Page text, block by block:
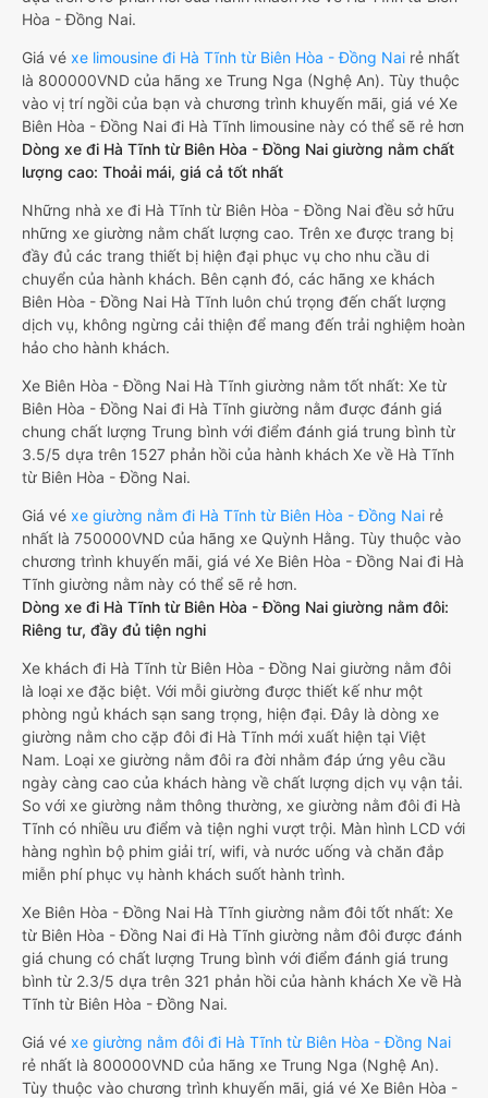
Hòa - Đồng Nai.
Giá vé xe limousine đi Hà Tĩnh từ Biên Hòa - Đồng Nai rẻ nhất
là 800000VND của hãng xe Trung Nga (Nghệ An). Tùy thuộc
vào vị trí ngồi của bạn và chương trình khuyến mãi, giá vé Xe
Biên Hòa - Đồng Nai đi Hà Tĩnh limousine này có thể sẽ rẻ hơn
Dòng xe đi Hà Tĩnh từ Biên Hòa - Đồng Nai giường nằm chất
lượng cao: Thoải mái, giá cả tốt nhất
Những nhà xe đi Hà Tĩnh từ Biên Hòa - Đồng Nai đều sở hữu
những xe giường nằm chất lượng cao. Trên xe được trang bị
đầy đủ các trang thiết bị hiện đại phục vụ cho nhu cầu di
chuyển của hành khách. Bên cạnh đó, các hãng xe khách
Biên Hòa - Đồng Nai Hà Tĩnh luôn chú trọng đến chất lượng
dịch vụ, không ngừng cải thiện để mang đến trải nghiệm hoàn
hảo cho hành khách.
Xe Biên Hòa - Đồng Nai Hà Tĩnh giường nằm tốt nhất: Xe từ
Biên Hòa - Đồng Nai đi Hà Tĩnh giường nằm được đánh giá
chung chất lượng Trung bình với điểm đánh giá trung bình từ
3.5/5 dựa trên 1527 phản hồi của hành khách Xe về Hà Tĩnh
từ Biên Hòa - Đồng Nai.
Giá vé xe giường nằm đi Hà Tĩnh từ Biên Hòa - Đồng Nai rẻ
nhất là 750000VND của hãng xe Quỳnh Hằng. Tùy thuộc vào
chương trình khuyến mãi, giá vé Xe Biên Hòa - Đồng Nai đi Hà
Tĩnh giường nằm này có thể sẽ rẻ hơn.
Dòng xe đi Hà Tĩnh từ Biên Hòa - Đồng Nai giường nằm đôi:
Riêng tư, đầy đủ tiện nghi
Xe khách đi Hà Tĩnh từ Biên Hòa - Đồng Nai giường nằm đôi
là loại xe đặc biệt. Với mỗi giường được thiết kế như một
phòng ngủ khách sạn sang trọng, hiện đại. Đây là dòng xe
giường nằm cho cặp đôi đi Hà Tĩnh mới xuất hiện tại Việt
Nam. Loại xe giường nằm đôi ra đời nhằm đáp ứng yêu cầu
ngày càng cao của khách hàng về chất lượng dịch vụ vận tải.
So với xe giường nằm thông thường, xe giường nằm đôi đi Hà
Tĩnh có nhiều ưu điểm và tiện nghi vượt trội. Màn hình LCD với
hàng nghìn bộ phim giải trí, wifi, và nước uống và chăn đắp
miễn phí phục vụ hành khách suốt hành trình.
Xe Biên Hòa - Đồng Nai Hà Tĩnh giường nằm đôi tốt nhất: Xe
từ Biên Hòa - Đồng Nai đi Hà Tĩnh giường nằm đôi được đánh
giá chung có chất lượng Trung bình với điểm đánh giá trung
bình từ 2.3/5 dựa trên 321 phản hồi của hành khách Xe về Hà
Tĩnh từ Biên Hòa - Đồng Nai.
Giá vé xe giường nằm đôi đi Hà Tĩnh từ Biên Hòa - Đồng Nai
rẻ nhất là 800000VND của hãng xe Trung Nga (Nghệ An).
Tùy thuộc vào chương trình khuyến mãi, giá vé Xe Biên Hòa -